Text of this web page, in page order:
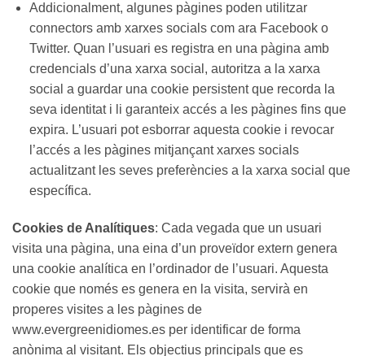
Addicionalment, algunes pàgines poden utilitzar
connectors amb xarxes socials com ara Facebook o
Twitter. Quan l’usuari es registra en una pàgina amb
credencials d’una xarxa social, autoritza a la xarxa
social a guardar una cookie persistent que recorda la
seva identitat i li garanteix accés a les pàgines fins que
expira. L’usuari pot esborrar aquesta cookie i revocar
l’accés a les pàgines mitjançant xarxes socials
actualitzant les seves preferències a la xarxa social que
específica.
Cookies de Analítiques: Cada vegada que un usuari
visita una pàgina, una eina d’un proveïdor extern genera
una cookie analítica en l’ordinador de l’usuari. Aquesta
cookie que només es genera en la visita, servirà en
properes visites a les pàgines de
www.evergreenidiomes.es per identificar de forma
anònima al visitant. Els objectius principals que es